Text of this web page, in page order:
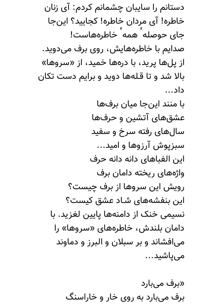
دستانم را سایبان چشمانم کردم: آی زنان
خاطره! آی مردان خاطره! کجایید؟ این‌جا
جای حوصلهٴ همهٴ خاطره‌هاست!
صدایم با خاطره‌هایش، روی برف می‌دوید.
از پل‌ها پرید، با دره‌ها خمید، از «سروها»
بالا شد و تا قـله‌ها دوید و برایم دست تکان
داد...
با منند این‌جا میان برف‌ها
عشق‌های آتشین و حرف‌ها
سال‌های رفته سرخ و سفید
سبزپوش آرزوها و امید...
این الفباهای دانه دانه حرف
واژه‌های ریخته دامان برف
رویش این سروها از برف چیست؟
این بنفشه‌های شـاد عشق کیست؟
نسیمی خنک از دامنه‌ها پایین لغزید. با
دامان بلندش، خاطره‌های «سروها» را
می‌افشاند و بر سبلان و البرز و دماوند
می‌پاشید...
«برف می‌بارد
برف می‌بارد به روی خار و خاراسنگ